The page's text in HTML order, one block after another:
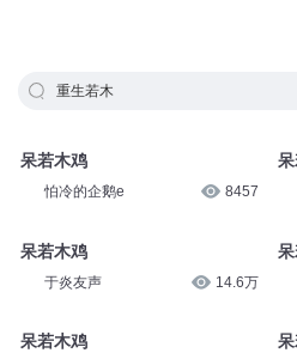
重生若木
呆若木鸡
怕冷的企鹅e 8457
呆若木鸡
于炎友声 14.6万
呆若木鸡